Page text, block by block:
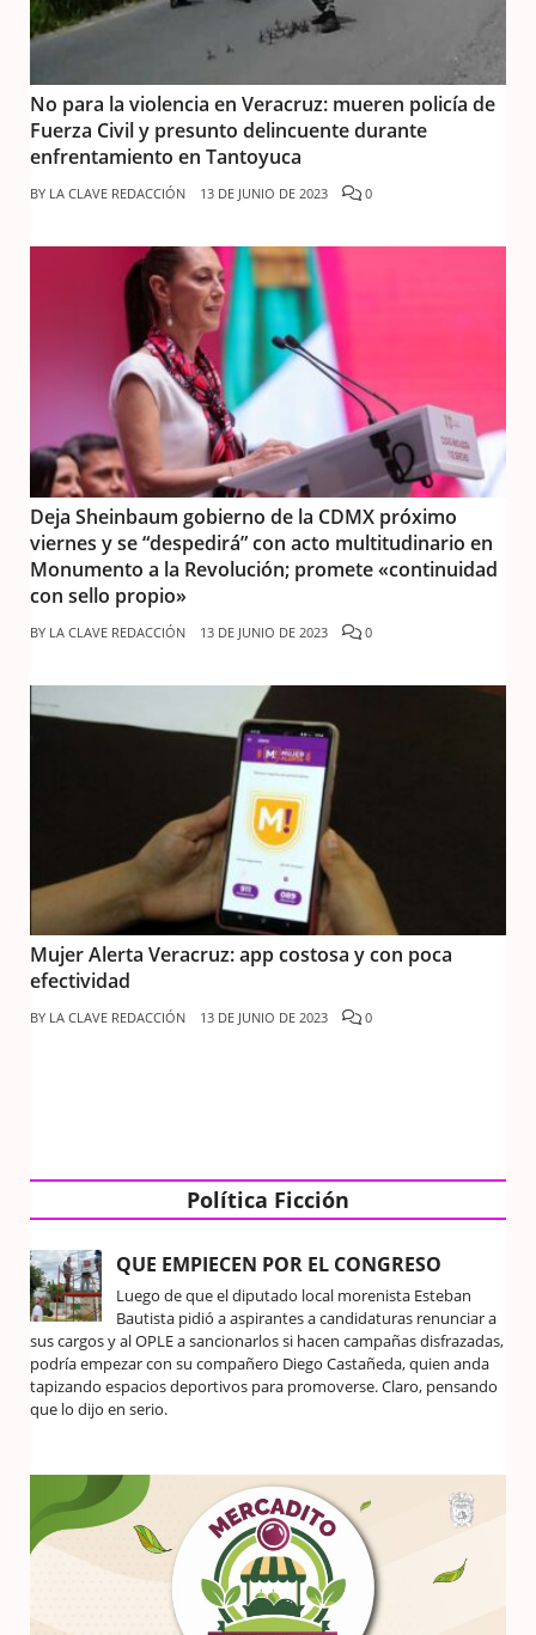
No para la violencia en Veracruz: mueren policía de
Fuerza Civil y presunto delincuente durante
enfrentamiento en Tantoyuca
BY LA CLAVE REDACCIÓN 13 DE JUNIO DE 2023 0
Deja Sheinbaum gobierno de la CDMX próximo
viernes y se “despedirá” con acto multitudinario en
Monumento a la Revolución; promete «continuidad
con sello propio»
BY LA CLAVE REDACCIÓN 13 DE JUNIO DE 2023 0
Mujer Alerta Veracruz: app costosa y con poca
efectividad
BY LA CLAVE REDACCIÓN 13 DE JUNIO DE 2023 0
Política Ficción
QUE EMPIECEN POR EL CONGRESO
Luego de que el diputado local morenista Esteban
Bautista pidió a aspirantes a candidaturas renunciar a
sus cargos y al OPLE a sancionarlos si hacen campañas disfrazadas,
podría empezar con su compañero Diego Castañeda, quien anda
tapizando espacios deportivos para promoverse. Claro, pensando
que lo dijo en serio.